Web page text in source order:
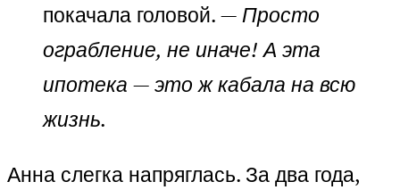
покачала головой. —Просто
ограбление, не иначе! А эта
ипотека — это ж кабала на всю
жизнь.
Анна слегка напряглась. За два года,